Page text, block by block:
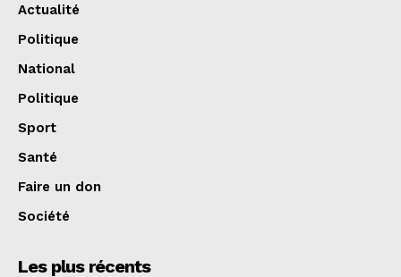
Actualité
Politique
National
Politique
Sport
Santé
Faire un don
Société
Les plus récents